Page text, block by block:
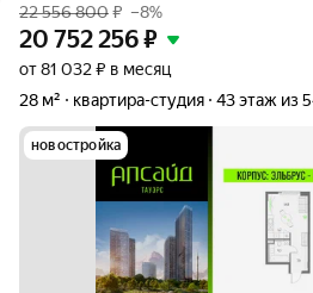
22 556 800₽ –8%
20 752 256₽
от 81 032 ₽ в месяц
28 м²
квартира-студия 43 этаж из
новостройка